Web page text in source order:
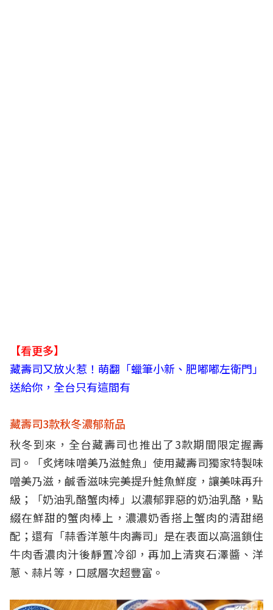
【看更多】
藏壽司又放火惹！萌翻「蠟筆小新、肥嘟嘟左衛門」
送給你，全台只有這間有
藏壽司3款秋冬濃郁新品
秋冬到來，全台藏壽司也推出了3款期間限定握壽
司。「炙烤味噌美乃滋鮭魚」使用藏壽司獨家特製味
噌美乃滋，鹹香滋味完美提升鮭魚鮮度，讓美味再升
級；「奶油乳酪蟹肉棒」以濃郁罪惡的奶油乳酪，點
綴在鮮甜的蟹肉棒上，濃濃奶香搭上蟹肉的清甜絕
配；還有「蒜香洋蔥牛肉壽司」是在表面以高溫鎖住
牛肉香濃肉汁後靜置冷卻，再加上清爽石澤醬、洋
蔥、蒜片等，口感層次超豐富。